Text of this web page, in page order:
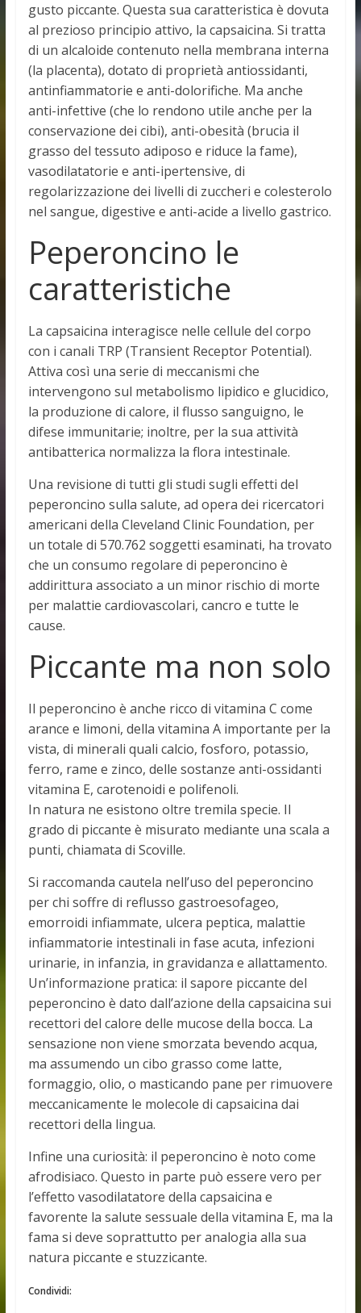
gusto piccante. Questa sua caratteristica è dovuta
al prezioso principio attivo, la capsaicina. Si tratta
di un alcaloide contenuto nella membrana interna
(la placenta), dotato di proprietà antiossidanti,
antinfiammatorie e anti-dolorifiche. Ma anche
anti-infettive (che lo rendono utile anche per la
conservazione dei cibi), anti-obesità (brucia il
grasso del tessuto adiposo e riduce la fame),
vasodilatatorie e anti-ipertensive, di
regolarizzazione dei livelli di zuccheri e colesterolo
nel sangue, digestive e anti-acide a livello gastrico.
Peperoncino le
caratteristiche
La capsaicina interagisce nelle cellule del corpo
con i canali TRP (Transient Receptor Potential).
Attiva così una serie di meccanismi che
intervengono sul metabolismo lipidico e glucidico,
la produzione di calore, il flusso sanguigno, le
difese immunitarie; inoltre, per la sua attività
antibatterica normalizza la flora intestinale.
Una revisione di tutti gli studi sugli effetti del
peperoncino sulla salute, ad opera dei ricercatori
americani della Cleveland Clinic Foundation, per
un totale di 570.762 soggetti esaminati, ha trovato
che un consumo regolare di peperoncino è
addirittura associato a un minor rischio di morte
per malattie cardiovascolari, cancro e tutte le
cause.
Piccante ma non solo
Il peperoncino è anche ricco di vitamina C come
arance e limoni, della vitamina A importante per la
vista, di minerali quali calcio, fosforo, potassio,
ferro, rame e zinco, delle sostanze anti-ossidanti
vitamina E, carotenoidi e polifenoli.
In natura ne esistono oltre tremila specie. Il
grado di piccante è misurato mediante una scala a
punti, chiamata di Scoville.
Si raccomanda cautela nell’uso del peperoncino
per chi soffre di reflusso gastroesofageo,
emorroidi infiammate, ulcera peptica, malattie
infiammatorie intestinali in fase acuta, infezioni
urinarie, in infanzia, in gravidanza e allattamento.
Un’informazione pratica: il sapore piccante del
peperoncino è dato dall’azione della capsaicina sui
recettori del calore delle mucose della bocca. La
sensazione non viene smorzata bevendo acqua,
ma assumendo un cibo grasso come latte,
formaggio, olio, o masticando pane per rimuovere
meccanicamente le molecole di capsaicina dai
recettori della lingua.
Infine una curiosità: il peperoncino è noto come
afrodisiaco. Questo in parte può essere vero per
l’effetto vasodilatatore della capsaicina e
favorente la salute sessuale della vitamina E, ma la
fama si deve soprattutto per analogia alla sua
natura piccante e stuzzicante.
Condividi: